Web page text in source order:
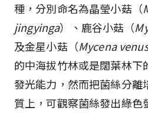
種，分別命名為晶瑩小菇（
jingyinga）、鹿谷小菇（
及金星小菇（Mycena venus
的中海拔竹林或是闊葉林下
發光能力，然而把菌絲分離
質上，可觀察菌絲發出綠色